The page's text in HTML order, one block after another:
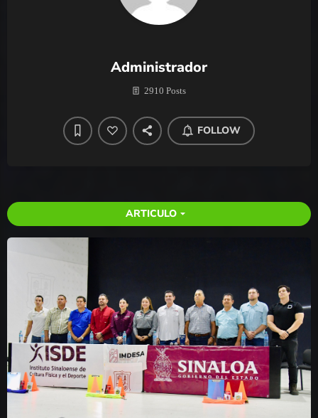
Administrador
2910 Posts
FOLLOW
ARTICULO arrow_drop_down